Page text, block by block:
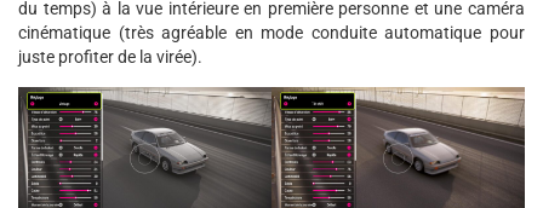
du temps) à la vue intérieure en première personne et une caméra
cinématique (très agréable en mode conduite automatique pour
juste profiter de la virée).